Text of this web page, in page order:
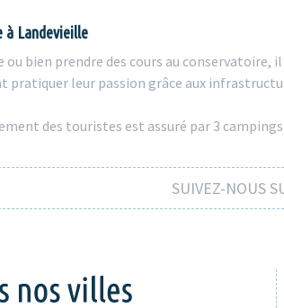
à Landevieille
bien prendre des cours au conservatoire,
pratiquer leur passion grâce aux
des touristes est assuré par 3 campings.
SUIVEZ-NOUS